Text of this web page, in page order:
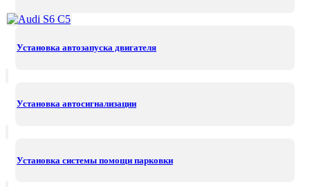
Установка автозапуска двигателя
Установка автосигнализации
Установка системы помощи парковки